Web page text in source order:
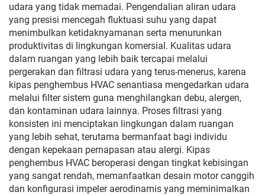
udara yang tidak memadai. Pengendalian aliran udara
yang presisi mencegah fluktuasi suhu yang dapat
menimbulkan ketidaknyamanan serta menurunkan
produktivitas di lingkungan komersial. Kualitas udara
dalam ruangan yang lebih baik tercapai melalui
pergerakan dan filtrasi udara yang terus-menerus, karena
kipas penghembus HVAC senantiasa mengedarkan udara
melalui filter sistem guna menghilangkan debu, alergen,
dan kontaminan udara lainnya. Proses filtrasi yang
konsisten ini menciptakan lingkungan dalam ruangan
yang lebih sehat, terutama bermanfaat bagi individu
dengan kepekaan pernapasan atau alergi. Kipas
penghembus HVAC beroperasi dengan tingkat kebisingan
yang sangat rendah, memanfaatkan desain motor canggih
dan konfigurasi impeler aerodinamis yang meminimalkan